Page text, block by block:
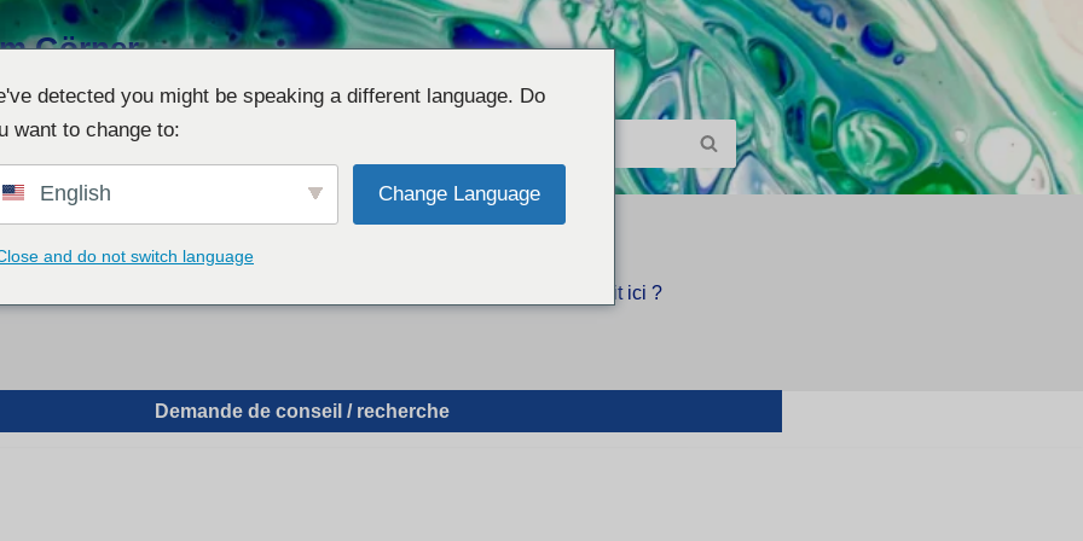
Görner
für supportive phyto- &
Recherchen und
Qui écrit ici ?
Demande de conseil / recherche
detected you might be speaking a different language. Do
want to change to:
English Change Language
and do not switch language